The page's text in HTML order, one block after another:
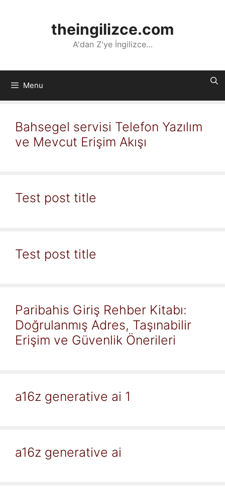
theingilizce.com
A'dan Z'ye İngilizce…
Menu
Bahsegel servisi Telefon Yazılım
ve Mevcut Erişim Akışı
Test post title
Test post title
Paribahis Giriş Rehber Kitabı:
Doğrulanmış Adres, Taşınabilir
Erişim ve Güvenlik Önerileri
a16z generative ai 1
a16z generative ai